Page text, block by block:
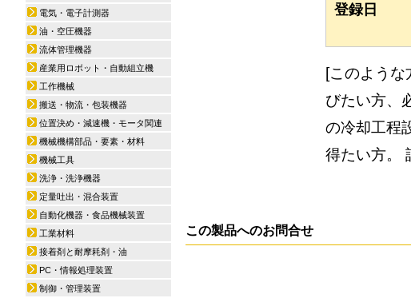
登録日
[このよう
びたい方、
の冷却工程
得たい方。
この製品へのお問合せ
電気・電子計測器
油・空圧機器
流体管理機器
産業用ロボット・自動組立機
工作機械
搬送・物流・包装機器
位置決め・減速機・モータ関連
機械機構部品・要素・材料
機械工具
洗浄・洗浄機器
定量吐出・混合装置
自動化機器・食品機械装置
工業材料
接着剤と耐摩耗剤・油
PC・情報処理装置
制御・管理装置